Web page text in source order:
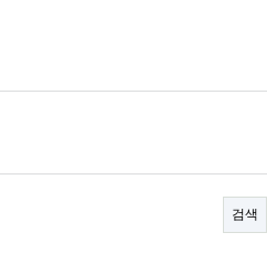
검색